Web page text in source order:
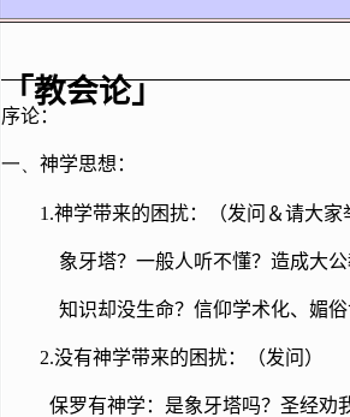
「教会论」
序论：
一、 神学思想：
1.神学带来的困扰：（发问＆请大家
象牙塔？一般人听不懂？造成大
知识却没生命？信仰学术化、媚
2.没有神学带来的困扰：（发问）
保罗有神学：是象牙塔吗？圣经劝